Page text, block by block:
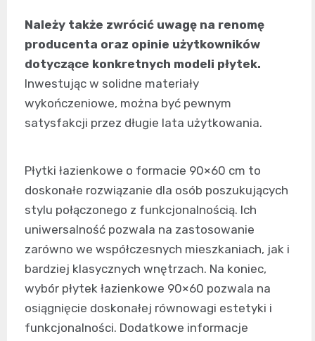
Należy także zwrócić uwagę na renomę
producenta oraz opinie użytkowników
dotyczące konkretnych modeli płytek.
Inwestując w solidne materiały
wykończeniowe, można być pewnym
satysfakcji przez długie lata użytkowania.
Płytki łazienkowe o formacie 90×60 cm to
doskonałe rozwiązanie dla osób poszukujących
stylu połączonego z funkcjonalnością. Ich
uniwersalność pozwala na zastosowanie
zarówno we współczesnych mieszkaniach, jak i
bardziej klasycznych wnętrzach. Na koniec,
wybór płytek łazienkowe 90×60 pozwala na
osiągnięcie doskonałej równowagi estetyki i
funkcjonalności. Dodatkowe informacje